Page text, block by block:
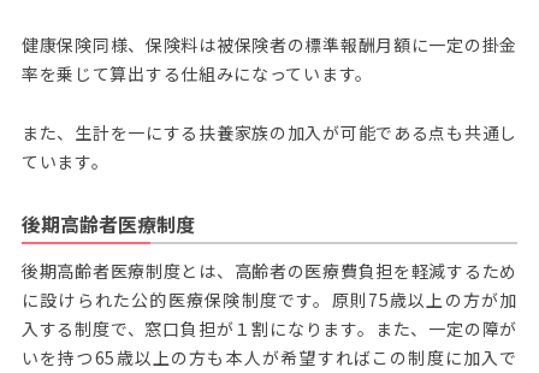
健康保険同様、保険料は被保険者の標準報酬月額に一定の掛金
率を乗じて算出する仕組みになっています。
また、生計を一にする扶養家族の加入が可能である点も共通し
ています。
後期高齢者医療制度
後期高齢者医療制度とは、高齢者の医療費負担を軽減するため
に設けられた公的医療保険制度です。原則75歳以上の方が加
入する制度で、窓口負担が１割になります。また、一定の障が
いを持つ65歳以上の方も本人が希望すればこの制度に加入で